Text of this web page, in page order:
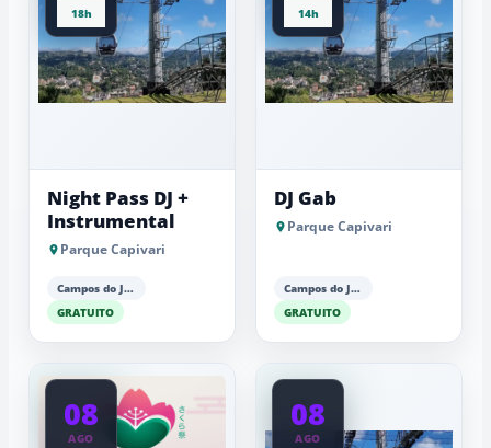
18h
Night Pass DJ +
Instrumental
Parque Capivari
Campos do Jordão
GRATUITO
14h
DJ Gab
Parque Capivari
Campos do Jordão
GRATUITO
08
AGO
08
AGO